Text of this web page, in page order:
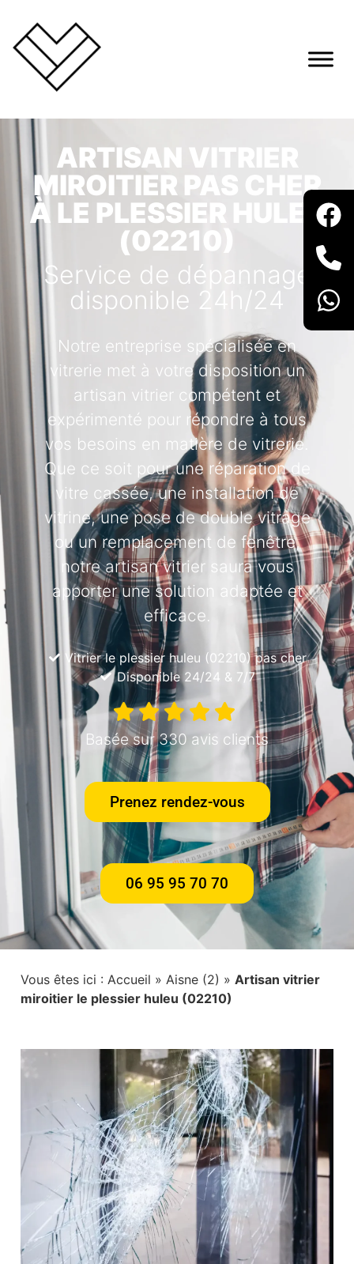
ARTISAN VITRIER
MIROITIER PAS CHER
À LE PLESSIER HULEU
(02210)
Service de dépannage
disponible 24h/24
Notre entreprise spécialisée en
vitrerie met à votre disposition un
artisan vitrier compétent et
expérimenté pour répondre à tous
vos besoins en matière de vitrerie.
Que ce soit pour une réparation de
vitre cassée, une installation de
vitrine, une pose de double vitrage
ou un remplacement de fenêtre,
notre artisan vitrier saura vous
apporter une solution adaptée et
efficace.
Vitrier le plessier huleu (02210) pas cher
Disponible 24/24 & 7/7
Basée sur 330 avis clients
Prenez rendez-vous
06 95 95 70 70
Vous êtes ici : Accueil » Aisne (2) » Artisan vitrier
miroitier le plessier huleu (02210)